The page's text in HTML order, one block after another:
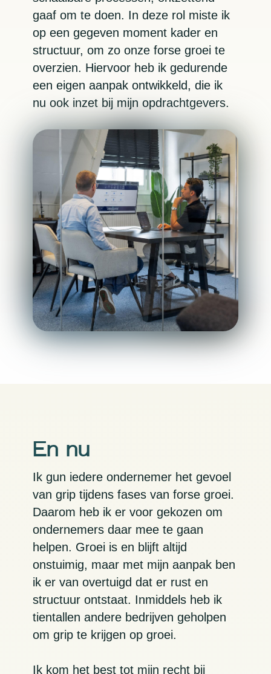
gaaf om te doen. In deze rol miste ik
op een gegeven moment kader en
structuur, om zo onze forse groei te
overzien. Hiervoor heb ik gedurende
een eigen aanpak ontwikkeld, die ik
nu ook inzet bij mijn opdrachtgevers.
Ik gun iedere ondernemer het gevoel
van grip tijdens fases van forse groei.
Daarom heb ik er voor gekozen om
ondernemers daar mee te gaan
helpen. Groei is en blijft altijd
onstuimig, maar met mijn aanpak ben
ik er van overtuigd dat er rust en
structuur ontstaat. Inmiddels heb ik
tientallen andere bedrijven geholpen
om grip te krijgen op groei.
Ik kom het best tot mijn recht bij
En nu